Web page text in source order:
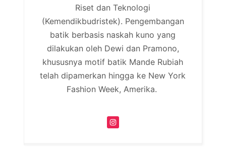
Riset dan Teknologi
(Kemendikbudristek). Pengembangan
batik berbasis naskah kuno yang
dilakukan oleh Dewi dan Pramono,
khususnya motif batik Mande Rubiah
telah dipamerkan hingga ke New York
Fashion Week, Amerika.